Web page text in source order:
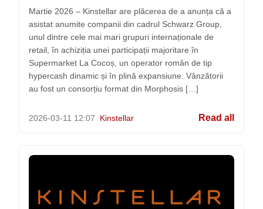
Martie 2026 – Kinstellar are plăcerea de a anunța că a
asistat anumite companii din cadrul Schwarz Group,
unul dintre cele mai mari grupuri internaționale de
retail, în achiziția unei participații majoritare în
Supermarket La Cocoș, un operator român de tip
hypercash dinamic și în plină expansiune. Vânzătorii
au fost un consorțiu format din Morphosis […]
2026-03-11 12:07 Kinstellar Read all